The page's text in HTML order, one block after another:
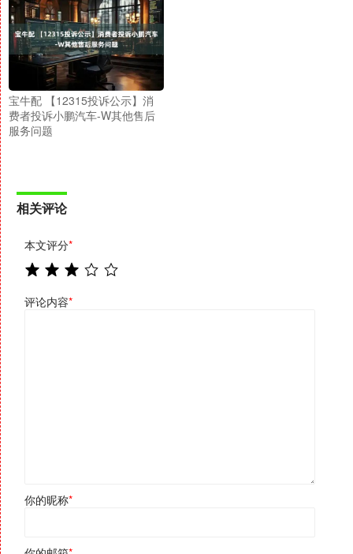
宝牛配 【12315投诉公示】消
费者投诉小鹏汽车-W其他售后
服务问题
相关评论
本文评分*
评论内容*
你的昵称*